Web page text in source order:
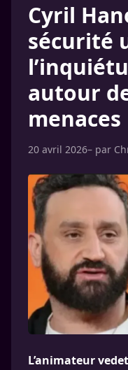
Cyril
sécurité
autour
menaces
20 avril 2026– par
L’animateur